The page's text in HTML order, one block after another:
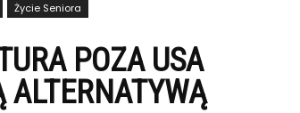
Życie Seniora
POZA USA
ALTERNATYWĄ